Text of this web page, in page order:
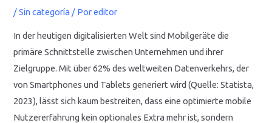
/Sin categoría / Poreditor
In der heutigen digitalisierten Welt sind Mobilgeräte die
primäre Schnittstelle zwischen Unternehmen und ihrer
Zielgruppe. Mit über 62% des weltweiten Datenverkehrs, der
von Smartphones und Tablets generiert wird (Quelle: Statista,
2023), lässt sich kaum bestreiten, dass eine optimierte mobile
Nutzererfahrung kein optionales Extra mehr ist, sondern